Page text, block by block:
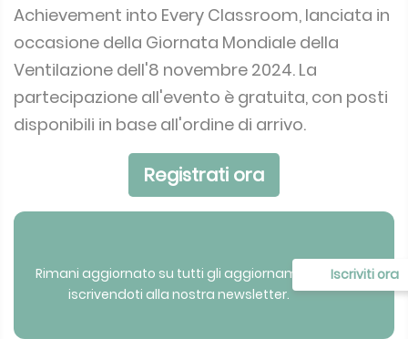
Achievement into Every Classroom, lanciata in
occasione della Giornata Mondiale della
Ventilazione dell'8 novembre 2024. La
partecipazione all'evento è gratuita, con posti
disponibili in base all'ordine di arrivo.
Registrati ora
Rimani aggiornato su tutti gli aggiornamenti
iscrivendoti alla nostra newsletter.
Iscriviti ora